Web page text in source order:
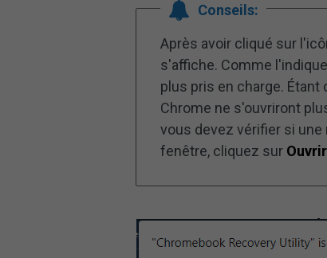
Conseils:
Après avoir cliqué sur
s'affiche. Comme
plus pris en charge.
Chrome ne s'ouvriront
vous devez vérifier si
fenêtre, cliquez sur